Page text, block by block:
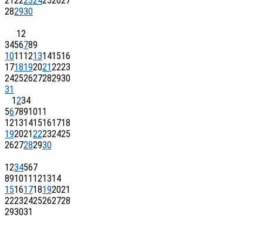
282930
12
3456789
1011 1213141516
17181920212223
24252627282930
31
1234
567891011
12131415161718
19202122232425
2627282930
1234567
891011 121314
15161718192021
22232425262728
293031